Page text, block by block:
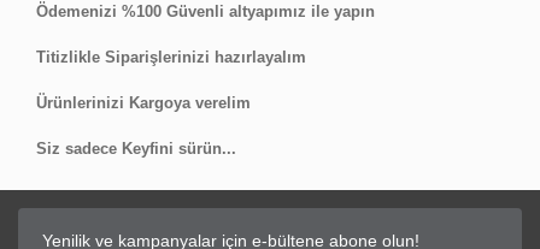
Ödemenizi %100 Güvenli altyapımız ile yapın
Titizlikle Siparişlerinizi hazırlayalım
Ürünlerinizi Kargoya verelim
Siz sadece Keyfini sürün...